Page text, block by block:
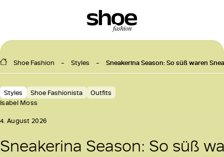
Shoe Fashion Styles Sneakerina Season: So süß waren
Styles Shoe Fashionista
Outfits
Isabel Moss
4. August 2026
Sneakerina Season: So süß